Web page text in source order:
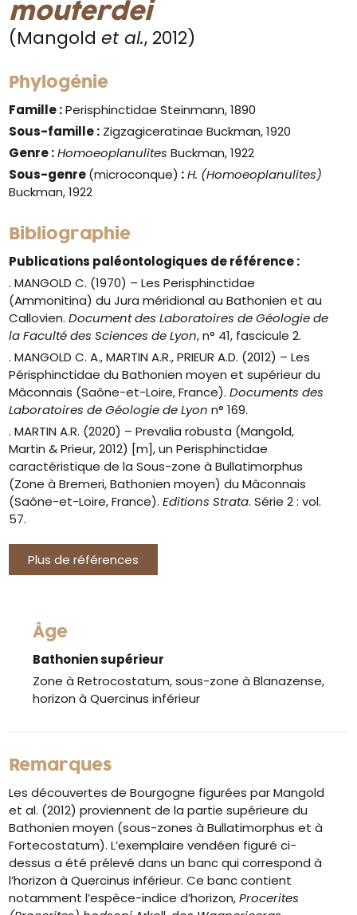
mouterdei
(Mangoldet al., 2012)
Phylogénie
Famille :Perisphinctidae Steinmann, 1890
Sous-famille : Zigzagiceratinae Buckman, 1920
Genre: Homoeoplanulites Buckman, 1922
Sous-genre(microconque) :H. (Homoeoplanulites)
Buckman, 1922
Bibliographie
Publications paléontologiques de référence :
. MANGOLD C. (1970) – Les Perisphinctidae
(Ammonitina) du Jura méridional au Bathonien et au
Callovien.Document des Laboratoires de Géologie de
la Faculté des Sciences de Lyon, n° 41, fascicule 2.
. MANGOLD C. A., MARTIN A.R., PRIEUR A.D. (2012) – Les
Périsphinctidae du Bathonien moyen et supérieur du
Mâconnais (Saône-et-Loire, France). Documents des
Laboratoires de Géologie de Lyonn° 169.
. MARTIN A.R. (2020) – Prevalia robusta (Mangold,
Martin & Prieur, 2012) [m], un Perisphinctidae
caractéristique de la Sous-zone à Bullatimorphus
(Zone à Bremeri, Bathonien moyen) du Mâconnais
(Saône-et-Loire, France).Editions Strata. Série 2 : vol.
57.
Plus de références
Âge
Bathonien supérieur
Zone à Retrocostatum, sous-zone à Blanazense,
horizon à Quercinus inférieur
Remarques
Les découvertes de Bourgogne figurées par Mangold
et al. (2012) proviennent de la partie supérieure du
Bathonien moyen (sous-zones à Bullatimorphus et à
Fortecostatum). L’exemplaire vendéen figuré ci-
dessus a été prélevé dans un banc qui correspond à
l’horizon à Quercinus inférieur. Ce banc contient
notamment l’espèce-indice d’horizon,Procerites